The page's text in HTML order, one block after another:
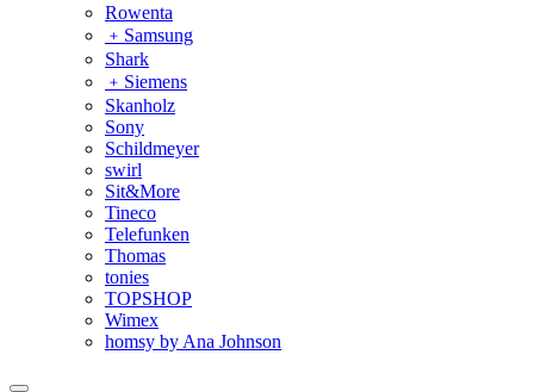
Rowenta
﹢ Samsung
Shark
﹢ Siemens
Skanholz
Sony
Schildmeyer
swirl
Sit&More
Tineco
Telefunken
Thomas
tonies
TOPSHOP
Wimex
homsy by Ana Johnson